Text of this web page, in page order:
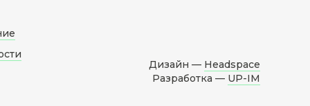
Дизайн — Headspace
Разработка — UP-IM